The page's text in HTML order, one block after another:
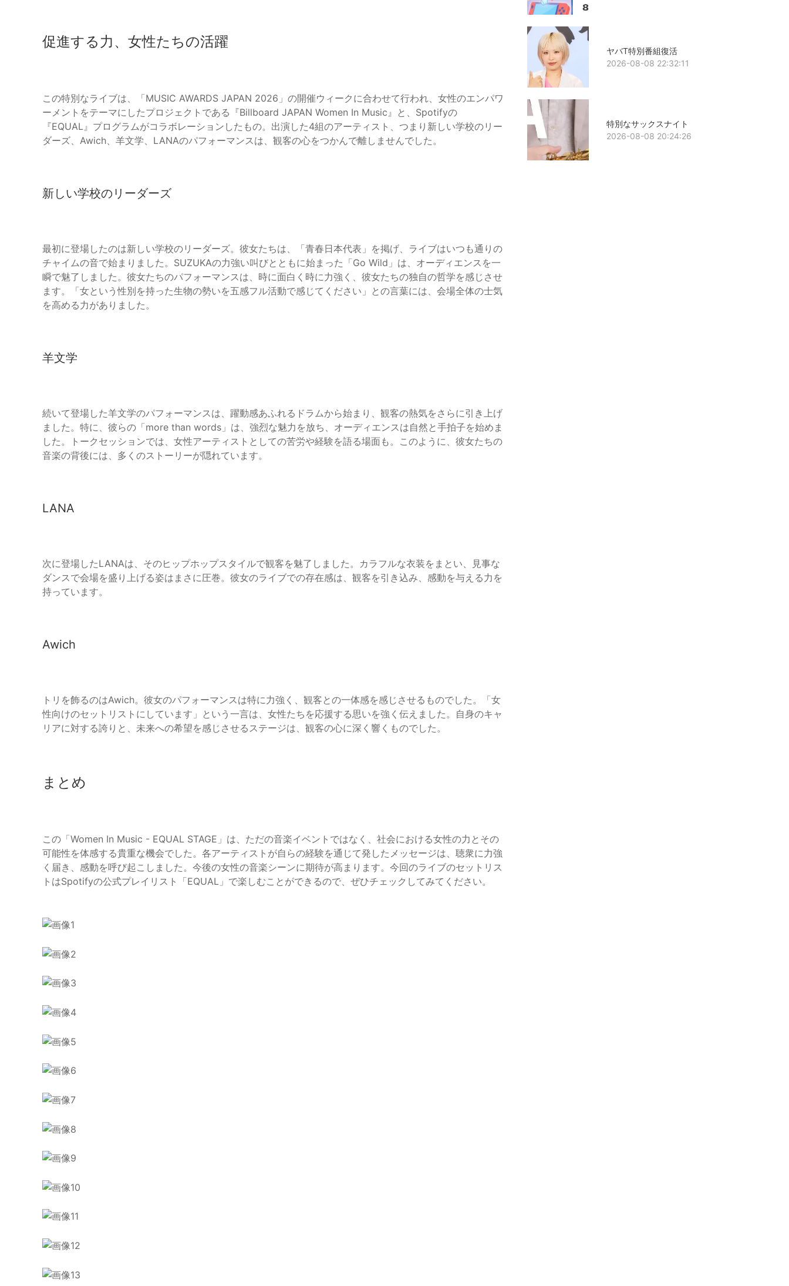
促進する力、女性たちの活躍
この特別なライブは、「MUSIC AWARDS JAPAN 2026」の開催ウィークに合わせて行われ、女性のエンパワ
ーメントをテーマにしたプロジェクトである『Billboard JAPAN Women In Music』と、Spotifyの
『EQUAL』プログラムがコラボレーションしたもの。出演した4組のアーティスト、つまり新しい学校のリー
ダーズ、Awich、羊文学、LANAのパフォーマンスは、観客の心をつかんで離しませんでした。
新しい学校のリーダーズ
最初に登場したのは新しい学校のリーダーズ。彼女たちは、「青春日本代表」を掲げ、ライブはいつも通りの
チャイムの音で始まりました。SUZUKAの力強い叫びとともに始まった「Go Wild」は、オーディエンスを一
瞬で魅了しました。彼女たちのパフォーマンスは、時に面白く時に力強く、彼女たちの独自の哲学を感じさせ
ます。「女という性別を持った生物の勢いを五感フル活動で感じてください」との言葉には、会場全体の士気
を高める力がありました。
羊文学
続いて登場した羊文学のパフォーマンスは、躍動感あふれるドラムから始まり、観客の熱気をさらに引き上げ
ました。特に、彼らの「more than words」は、強烈な魅力を放ち、オーディエンスは自然と手拍子を始めま
した。トークセッションでは、女性アーティストとしての苦労や経験を語る場面も。このように、彼女たちの
音楽の背後には、多くのストーリーが隠れています。
LANA
次に登場したLANAは、そのヒップホップスタイルで観客を魅了しました。カラフルな衣装をまとい、見事な
ダンスで会場を盛り上げる姿はまさに圧巻。彼女のライブでの存在感は、観客を引き込み、感動を与える力を
持っています。
Awich
トリを飾るのはAwich。彼女のパフォーマンスは特に力強く、観客との一体感を感じさせるものでした。「女
性向けのセットリストにしています」という一言は、女性たちを応援する思いを強く伝えました。自身のキャ
リアに対する誇りと、未来への希望を感じさせるステージは、観客の心に深く響くものでした。
まとめ
この「Women In Music - EQUAL STAGE」は、ただの音楽イベントではなく、社会における女性の力とその
可能性を体感する貴重な機会でした。各アーティストが自らの経験を通じて発したメッセージは、聴衆に力強
く届き、感動を呼び起こしました。今後の女性の音楽シーンに期待が高まります。今回のライブのセットリス
トはSpotifyの公式プレイリスト「EQUAL」で楽しむことができるので、ぜひチェックしてみてください。
ヤバT特別番組復活
2026-08-08 22:32:11
特別なサックスナイト
2026-08-08 20:24:26